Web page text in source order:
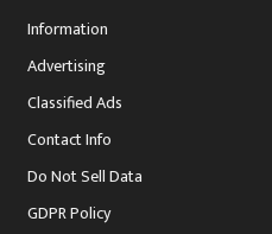
Information
Advertising
Classified Ads
Contact Info
Do Not Sell Data
GDPR Policy